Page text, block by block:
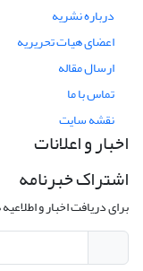
درباره نشریه
اعضای هیات تحریریه
ارسال مقاله
تماس با ما
نقشه سایت
اخبار و اعلانات
اشتراک خبرنامه
برای دریافت اخبار و